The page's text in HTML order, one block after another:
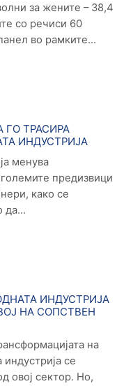
за жените – 38,4
со речиси 60
во рамките...
ГО ТРАСИРА
ИНДУСТРИЈА
менува
предизвици
како се
да...
ИНДУСТРИЈА
НА СОПСТВЕН
на
се
овој сектор. Но,